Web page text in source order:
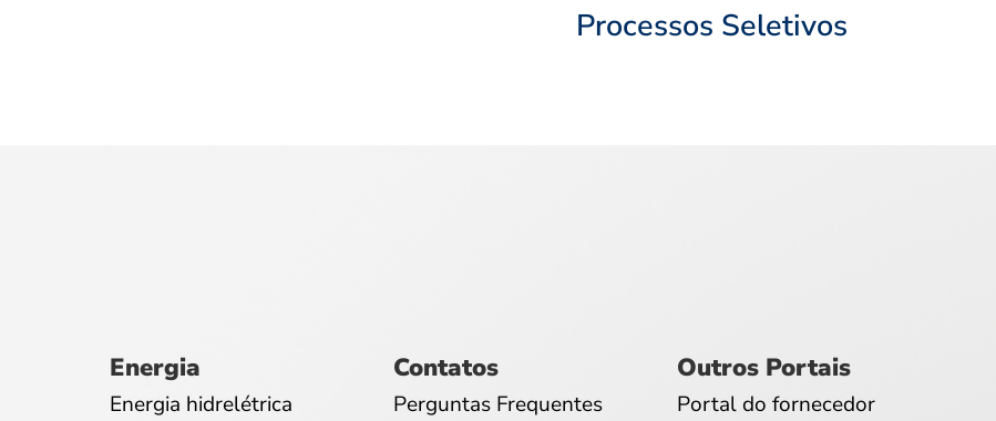
Processos Seletivos
Energia
Energia hidrelétrica
Contatos
Perguntas Frequentes
Outros Portais
Portal do fornecedor